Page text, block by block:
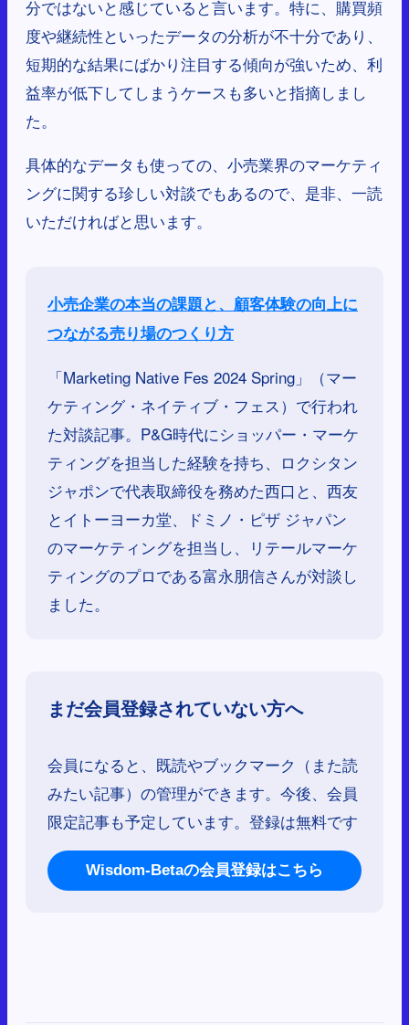
分ではないと感じていると言います。特に、購買頻
度や継続性といったデータの分析が不十分であり、
短期的な結果にばかり注目する傾向が強いため、利
益率が低下してしまうケースも多いと指摘しまし
た。
具体的なデータも使っての、小売業界のマーケティ
ングに関する珍しい対談でもあるので、是非、一読
いただければと思います。
小売企業の本当の課題と、顧客体験の向上に
つながる売り場のつくり方
「Marketing Native Fes 2024 Spring」（マー
ケティング・ネイティブ・フェス）で行われ
た対談記事。P&G時代にショッパー・マーケ
ティングを担当した経験を持ち、ロクシタン
ジャポンで代表取締役を務めた西口と、西友
とイトーヨーカ堂、ドミノ・ピザ ジャパン
のマーケティングを担当し、リテールマーケ
ティングのプロである富永朋信さんが対談し
ました。
まだ会員登録されていない方へ
会員になると、既読やブックマーク（また読
みたい記事）の管理ができます。今後、会員
限定記事も予定しています。登録は無料です
Wisdom-Betaの会員登録はこちら